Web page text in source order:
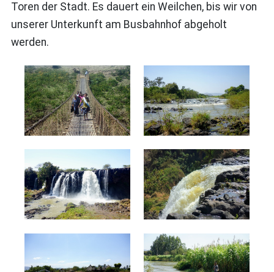
Toren der Stadt. Es dauert ein Weilchen, bis wir von
unserer Unterkunft am Busbahnhof abgeholt
werden.